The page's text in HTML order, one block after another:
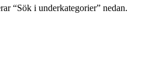
“Sök i underkategorier” nedan.